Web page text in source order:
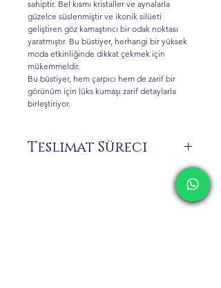
sahiptir. Bel kısmı kristaller ve aynalarla
güzelce süslenmiştir ve ikonik silüeti
geliştiren göz kamaştırıcı bir odak noktası
yaratmıştır. Bu büstiyer, herhangi bir yüksek
moda etkinliğinde dikkat çekmek için
mükemmeldir.
Bu büstiyer, hem çarpıcı hem de zarif bir
görünüm için lüks kumaşı zarif detaylarla
birleştiriyor.
Teslimat Süreci
Siparişiniz üzerine size özel üretilen ürünler
Sipariş vermeden önce 0 516 162 00 36